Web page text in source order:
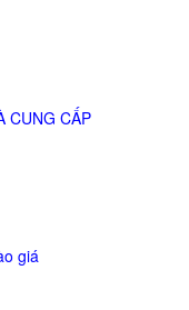
CUNG CẤP
giá